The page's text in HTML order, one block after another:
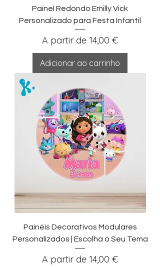
Painel Redondo Emilly Vick
Personalizado para Festa Infantil
A partir de 14,00 €
Preço promocional
Adicionar ao carrinho
Painéis Decorativos Modulares
Personalizados | Escolha o Seu Tema
A partir de 14,00 €
Preço promocional